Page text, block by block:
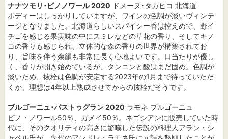
ナナツモリ･ピノノワール 2020 ドメーヌ･タカヒコ 北海道
ボディーはしっかりしていますが、ワインの色調が淡いヴィンテ
ージとなりました。北海道らしいスパイシー香は控えめで、野イ
チゴを感じる果実味の中にスミレなどの草花の香り、そしてキノ
コの香りも感じられ、立体的な森の香りの世界が構築されてお
り、旨味を伴う余韻も非常に長く心地よいです。口当たりが優し
く、香りが開き始めているが、タンニンと酸はまだ固め。色調が
淡いため、抜栓は色調が安定する2023年の1月まで待っていただ
くか、理想は4年以上熟成させてからの抜栓だそうです。
ブルゴーニュ･パストゥグラン 2020 ラモネ ブルゴーニュ
ピノ・ノワール50％、ガメイ50％。ネゴシアンに販売していた時
代に、そのクオリティの高さに驚嘆した伝説の料理人アラン・シ